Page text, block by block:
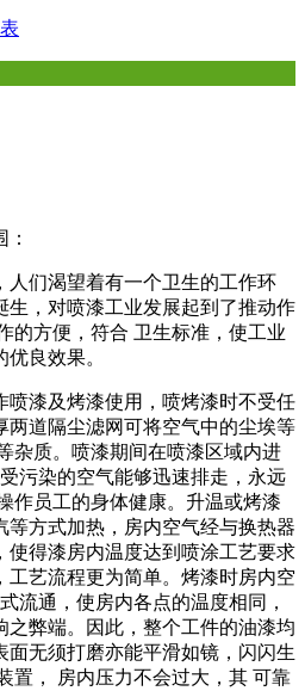
人们渴望着有一个卫生的工作环
生，对喷漆工业发展起到了推动作
的方便，符合 卫生标准，使工业
良效果。
喷漆及烤漆使用，喷烤漆时不受任
两道隔尘滤网可将空气中的尘埃等
杂质。喷漆期间在喷漆区域内进
污染的空气能够迅速排走，永远
作员工的身体健康。升温或烤漆
等方式加热，房内空气经与换热器
使得漆房内温度达到喷涂工艺要求
工艺流程更为简单。烤漆时房内空
流通，使房内各点的温度相同，
之弊端。因此，整个工件的油漆均
面无须打磨亦能平滑如镜，闪闪生
置， 房内压力不会过大，其 可靠